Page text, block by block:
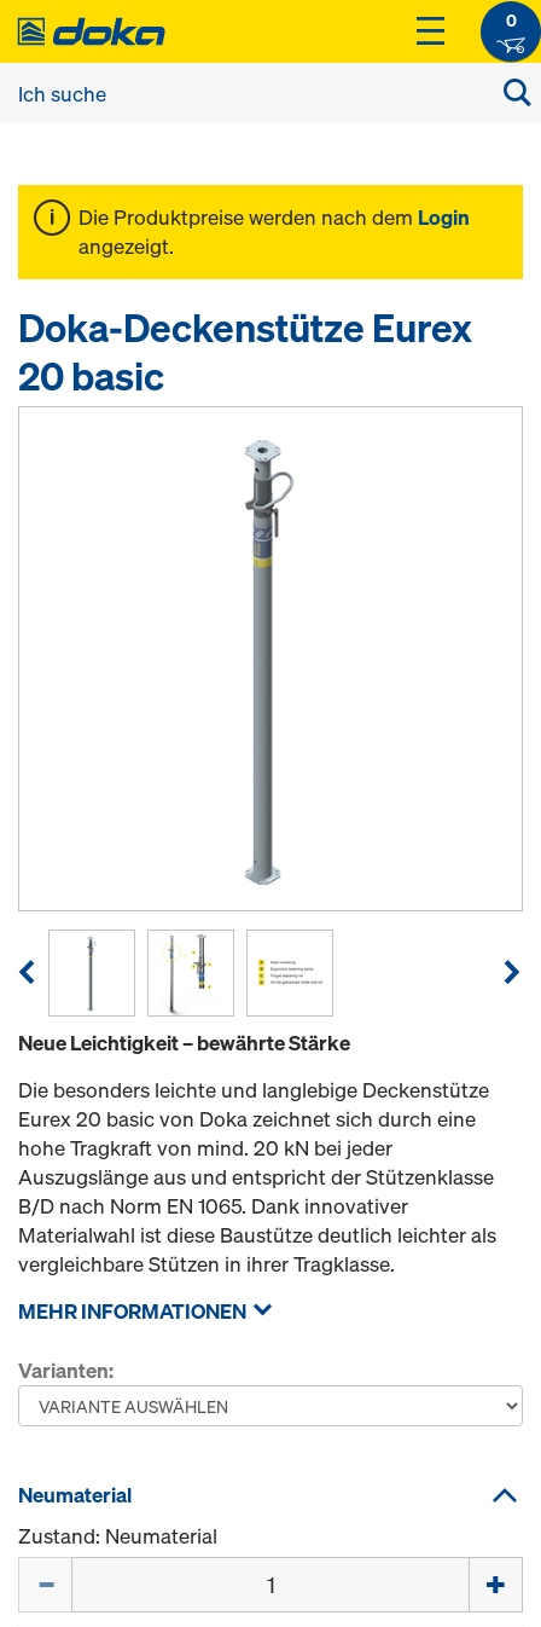
0
Die Produktpreise werden nach dem Login
angezeigt.
Doka-Deckenstütze Eurex
20 basic
Neue Leichtigkeit – bewährte Stärke
Die besonders leichte und langlebige Deckenstütze
Eurex 20 basic von Doka zeichnet sich durch eine
hohe Tragkraft von mind. 20 kN bei jeder
Auszugslänge aus und entspricht der Stützenklasse
B/D nach Norm EN 1065. Dank innovativer
Materialwahl ist diese Baustütze deutlich leichter als
vergleichbare Stützen in ihrer Tragklasse.
MEHR INFORMATIONEN
Varianten:
Neumaterial
Zustand: Neumaterial